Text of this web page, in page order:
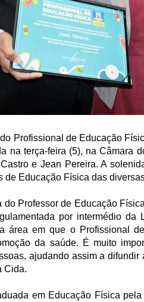
Profissional de Educação
na terça-feira (5), na Câmara
e Jean Pereira. A
de Educação Física das
do Professor de Educação
por intermédio da
área em que o Profissional
da saúde. É muito
ajudando assim a
Cida.
em Educação Física